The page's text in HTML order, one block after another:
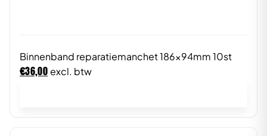
Binnenband reparatiemanchet 186x94mm 10st
€36,00 excl. btw